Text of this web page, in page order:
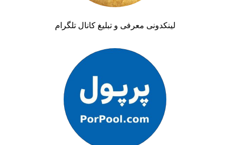
لینکدونی معرفی و تبلیغ کانال تلگرام